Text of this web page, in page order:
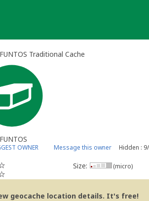
Traditional Cache
OWNER Message this owner Hidden :
Size: (micro)
geocache location details. It's free!